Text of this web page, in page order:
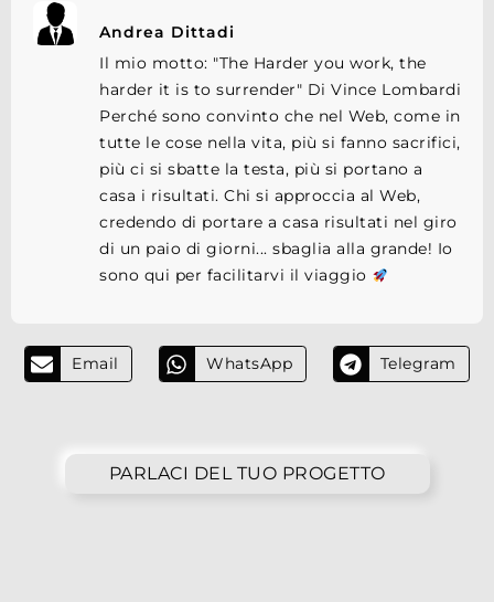
Andrea Dittadi
Il mio motto: "The Harder you work, the
harder it is to surrender" Di Vince Lombardi
Perché sono convinto che nel Web, come in
tutte le cose nella vita, più si fanno sacrifici,
più ci si sbatte la testa, più si portano a
casa i risultati. Chi si approccia al Web,
credendo di portare a casa risultati nel giro
di un paio di giorni... sbaglia alla grande! Io
sono qui per facilitarvi il viaggio
Email WhatsApp Telegram
PARLACI DEL TUO PROGETTO